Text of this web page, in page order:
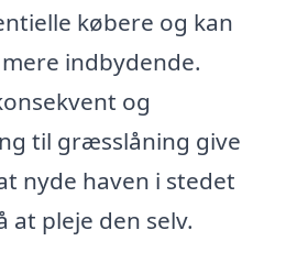
købere og kan
indbydende.
og
til græsslåning give
nyde haven i stedet
pleje den selv.